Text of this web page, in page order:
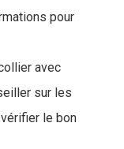
pour
avec
sur les
le bon